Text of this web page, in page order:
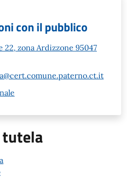
con il pubblico
22, zona Ardizzone 95047